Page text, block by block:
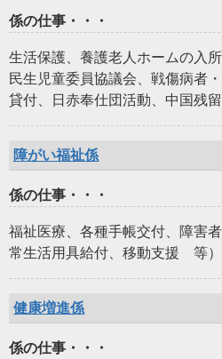
係の仕事・・・
生活保護、養護老人ホームの入
民生児童委員協議会、戦傷病者
貸付、日赤奉仕団活動、中国残
障がい福祉係
係の仕事・・・
福祉医療、各種手帳交付、障害
常生活用具給付、移動支援 等
健康増進係
係の仕事・・・